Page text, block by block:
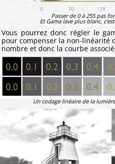
Passer de 0 à 255 pas
Et Gama lave plus blanc,
Vous pourrez donc régler le
pour compenser la non-
nombre et donc la courbe
Un codage linéaire de la